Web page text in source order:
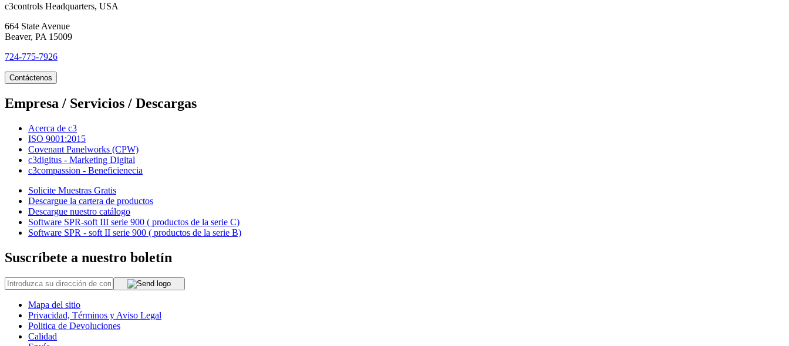
c3controls Headquarters, USA
664 State Avenue
Beaver, PA 15009
724-775-7926
Contáctenos
Empresa / Servicios / Descargas
Acerca de c3
ISO 9001:2015
Covenant Panelworks (CPW)
c3digitus - Marketing Digital
c3compassion - Beneficienecia
Solicite Muestras Gratis
Descargue la cartera de productos
Descargue nuestro catálogo
Software SPR-soft III serie 900 ( productos de la serie C)
Software SPR - soft II serie 900 ( productos de la serie B)
Suscríbete a nuestro boletín
Mapa del sitio
Privacidad, Términos y Aviso Legal
Politica de Devoluciones
Calidad